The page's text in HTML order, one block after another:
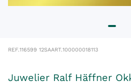
REF.116599 12SAART.100000018113
Juwelier Ralf Häffner